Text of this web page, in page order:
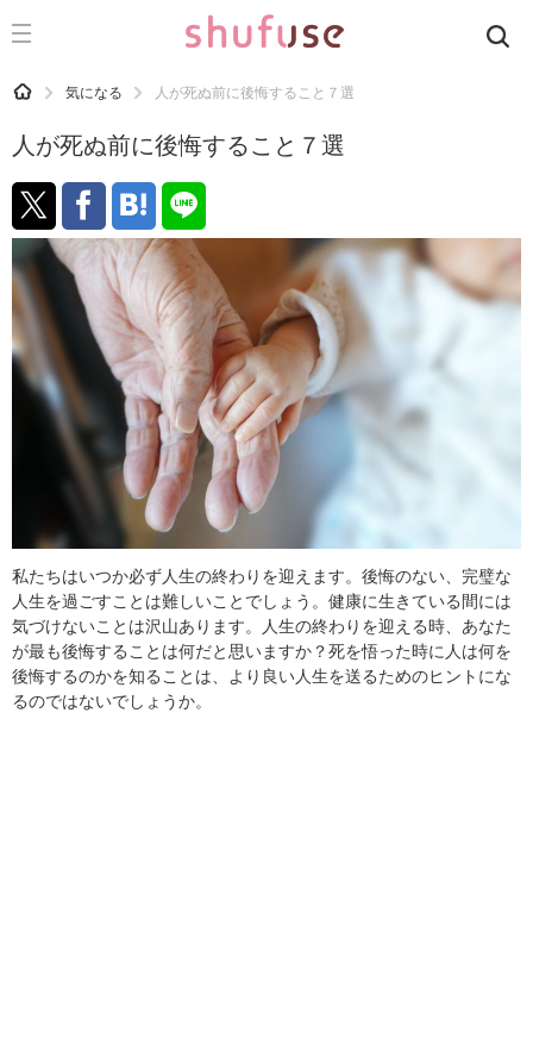
CATEGORY 記事カテゴリ
洗濯
生活の知恵
お金
掃除
マナー
趣味
食材辞典
HOME 気になる 人が死ぬ前に後悔すること７選
人が死ぬ前に後悔すること７選
私たちはいつか必ず人生の終わりを迎えます。後悔のない、完璧な
人生を過ごすことは難しいことでしょう。健康に生きている間には
気づけないことは沢山あります。人生の終わりを迎える時、あなた
が最も後悔することは何だと思いますか？死を悟った時に人は何を
後悔するのかを知ることは、より良い人生を送るためのヒントにな
るのではないでしょうか。